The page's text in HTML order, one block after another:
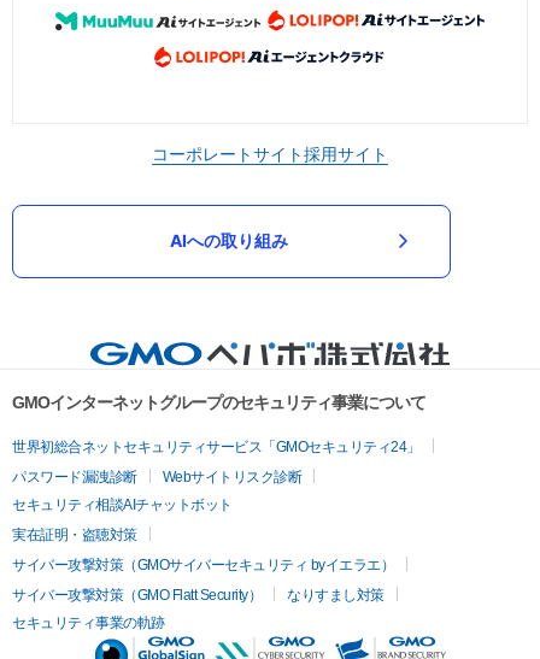
コーポレートサイト採用サイト
AIへの取り組み
GMOインターネットグループのセキュリティ事業について
世界初総合ネットセキュリティサービス「GMOセキュリティ24」
パスワード漏洩診断
Webサイトリスク診断
セキュリティ相談AIチャットボット
実在証明・盗聴対策
サイバー攻撃対策（GMOサイバーセキュリティ byイエラエ）
サイバー攻撃対策（GMO Flatt Security）
なりすまし対策
セキュリティ事業の軌跡